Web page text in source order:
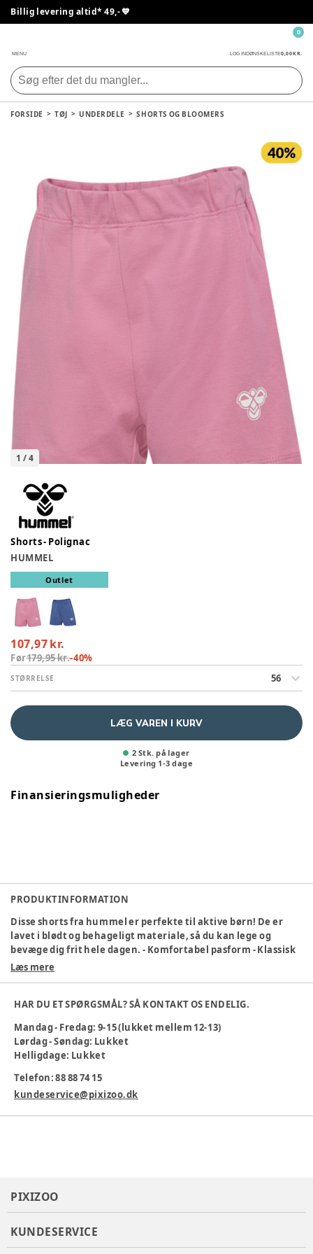
Billig levering altid* 49,- 💙
MENU LOG INDØNSKELISTE0,00 KR.
0
FORSIDE TØJ UNDERDELE SHORTS OG BLOOMERS
1 /4
Shorts - Polignac
HUMMEL
Outlet
107,97 kr.
Før179,95 kr.-40%
STØRRELSE 56
LÆG VAREN I KURV
2 Stk. på lager
Levering 1-3 dage
Finansieringsmuligheder
PRODUKTINFORMATION
Disse shorts fra hummel er perfekte til aktive børn! De er
lavet i blødt og behageligt materiale, så du kan lege og
bevæge dig frit hele dagen. - Komfortabel pasform - Klassisk
design - Ideelle til sport og leg Med hummel shorts får du
Farve:Ljusrosa
Producent:hummel A/S, balticagade 20, 8000 Aarhus C,
Danmark, OnlinesupportDK@hummel.dk, www.hummel.dk
Produktionsland:Indien
Tøj størrelse
Varenummer:382832
Læs mere
HAR DU ET SPØRGSMÅL? SÅ KONTAKT OS ENDELIG.
Mandag - Fredag: 9-15 (lukket mellem 12-13)
Lørdag - Søndag: Lukket
Helligdage: Lukket
Telefon: 88 88 74 15
kundeservice@pixizoo.dk
PIXIZOO
KUNDESERVICE